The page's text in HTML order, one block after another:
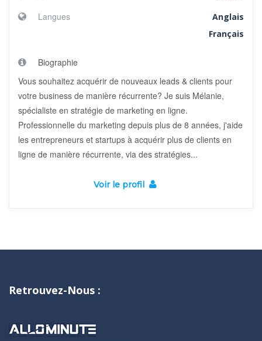
Langues
Anglais
Français
Biographie
Vous souhaitez acquérir de nouveaux leads & clients pour
votre business de manière récurrente? Je suis Mélanie,
spécialiste en stratégie de marketing en ligne.
Professionnelle du marketing depuis plus de 8 années, j'aide
les entrepreneurs et startups à acquérir plus de clients en
ligne de manière récurrente, via des stratégies...
Voir le profil
Retrouvez-Nous :